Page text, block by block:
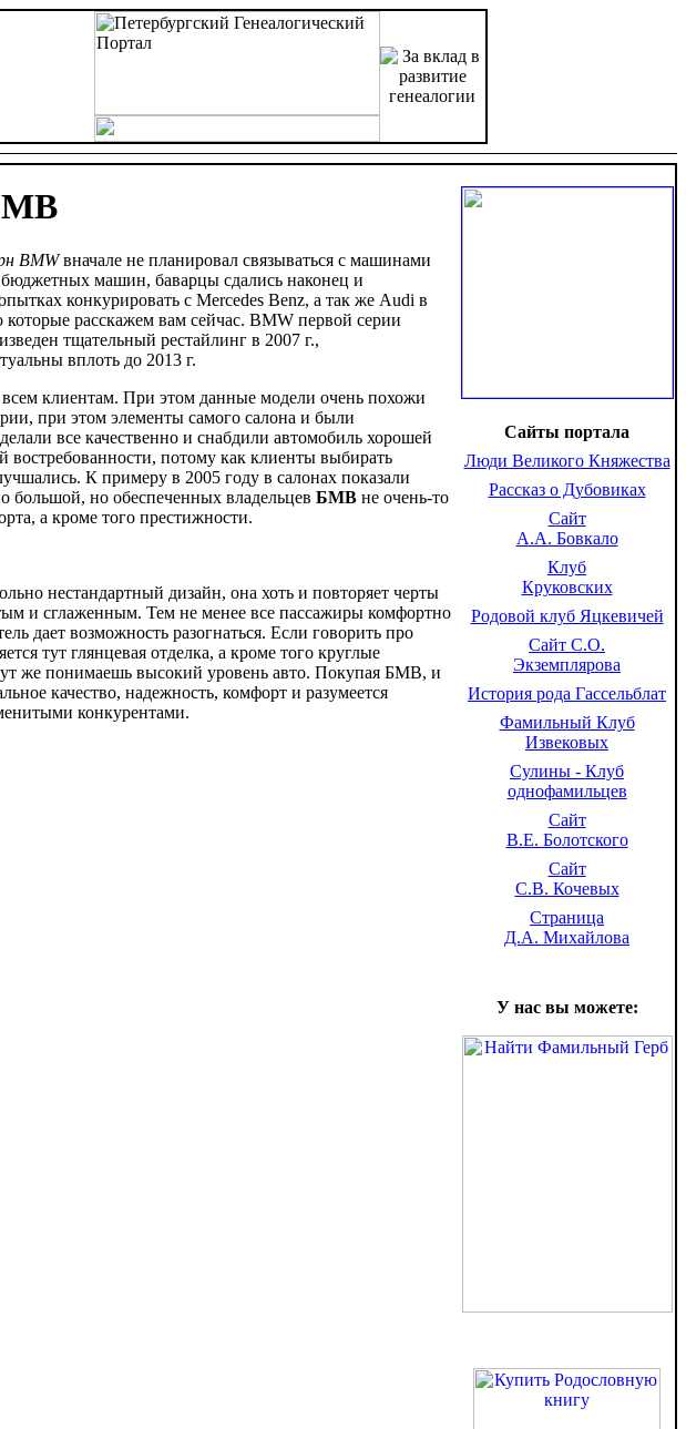
BMWвначале не планировал связываться с машинами
бюджетных машин, баварцы сдались наконец и
конкурировать с Mercedes Benz, а так же Audi в
расскажем вам сейчас. BMW первой серии
тщательный рестайлинг в 2007 г.,
вплоть до 2013 г.
всем клиентам. При этом данные модели очень похожи
при этом элементы самого салона и были
все качественно и снабдили автомобиль хорошей
потому как клиенты выбирать
К примеру в 2005 году в салонах показали
большой, но обеспеченных владельцев БМВ не очень-то
а кроме того престижности.
нестандартный дизайн, она хоть и повторяет черты
и сглаженным. Тем не менее все пассажиры комфортно
дает возможность разогнаться. Если говорить про
тут глянцевая отделка, а кроме того круглые
же понимаешь высокий уровень авто. Покупая БМВ, и
качество, надежность, комфорт и разумеется
конкурентами.
Сайты портала
Люди Великого Княжества
Рассказ о Дубовиках
Сайт
А.А. Бовкало
Клуб
Круковских
Родовой клуб Яцкевичей
Сайт С.О.
Экземплярова
История рода Гассельблат
Фамильный Клуб
Извековых
Сулины - Клуб
однофамильцев
Сайт
В.Е. Болотского
Сайт
С.В. Кочевых
Страница
Д.А. Михайлова
У нас вы можете: